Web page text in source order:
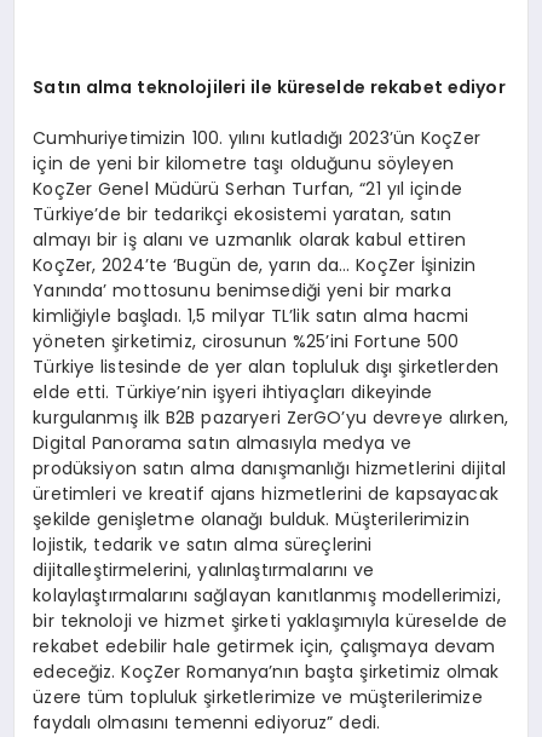
Satın alma teknolojileri ile küreselde rekabet ediyor
Cumhuriyetimizin 100. yılını kutladığı 2023’ün KoçZer
için de yeni bir kilometre taşı olduğunu söyleyen
KoçZer Genel Müdürü Serhan Turfan, “21 yıl içinde
Türkiye’de bir tedarikçi ekosistemi yaratan, satın
almayı bir iş alanı ve uzmanlık olarak kabul ettiren
KoçZer, 2024’te ‘Bugün de, yarın da… KoçZer İşinizin
Yanında’ mottosunu benimsediği yeni bir marka
kimliğiyle başladı. 1,5 milyar TL’lik satın alma hacmi
yöneten şirketimiz, cirosunun %25’ini Fortune 500
Türkiye listesinde de yer alan topluluk dışı şirketlerden
elde etti. Türkiye’nin işyeri ihtiyaçları dikeyinde
kurgulanmış ilk B2B pazaryeri ZerGO’yu devreye alırken,
Digital Panorama satın almasıyla medya ve
prodüksiyon satın alma danışmanlığı hizmetlerini dijital
üretimleri ve kreatif ajans hizmetlerini de kapsayacak
şekilde genişletme olanağı bulduk. Müşterilerimizin
lojistik, tedarik ve satın alma süreçlerini
dijitalleştirmelerini, yalınlaştırmalarını ve
kolaylaştırmalarını sağlayan kanıtlanmış modellerimizi,
bir teknoloji ve hizmet şirketi yaklaşımıyla küreselde de
rekabet edebilir hale getirmek için, çalışmaya devam
edeceğiz. KoçZer Romanya’nın başta şirketimiz olmak
üzere tüm topluluk şirketlerimize ve müşterilerimize
faydalı olmasını temenni ediyoruz” dedi.